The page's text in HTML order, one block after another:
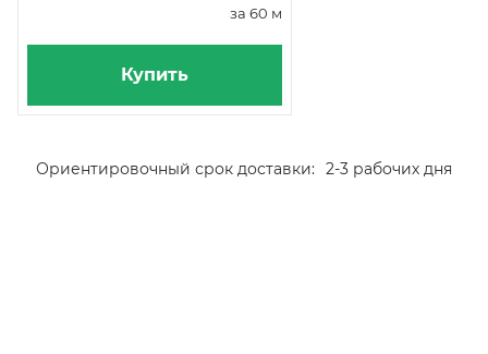
за 60 м
Купить
Ориентировочный срок доставки: 2-3 рабочих дня